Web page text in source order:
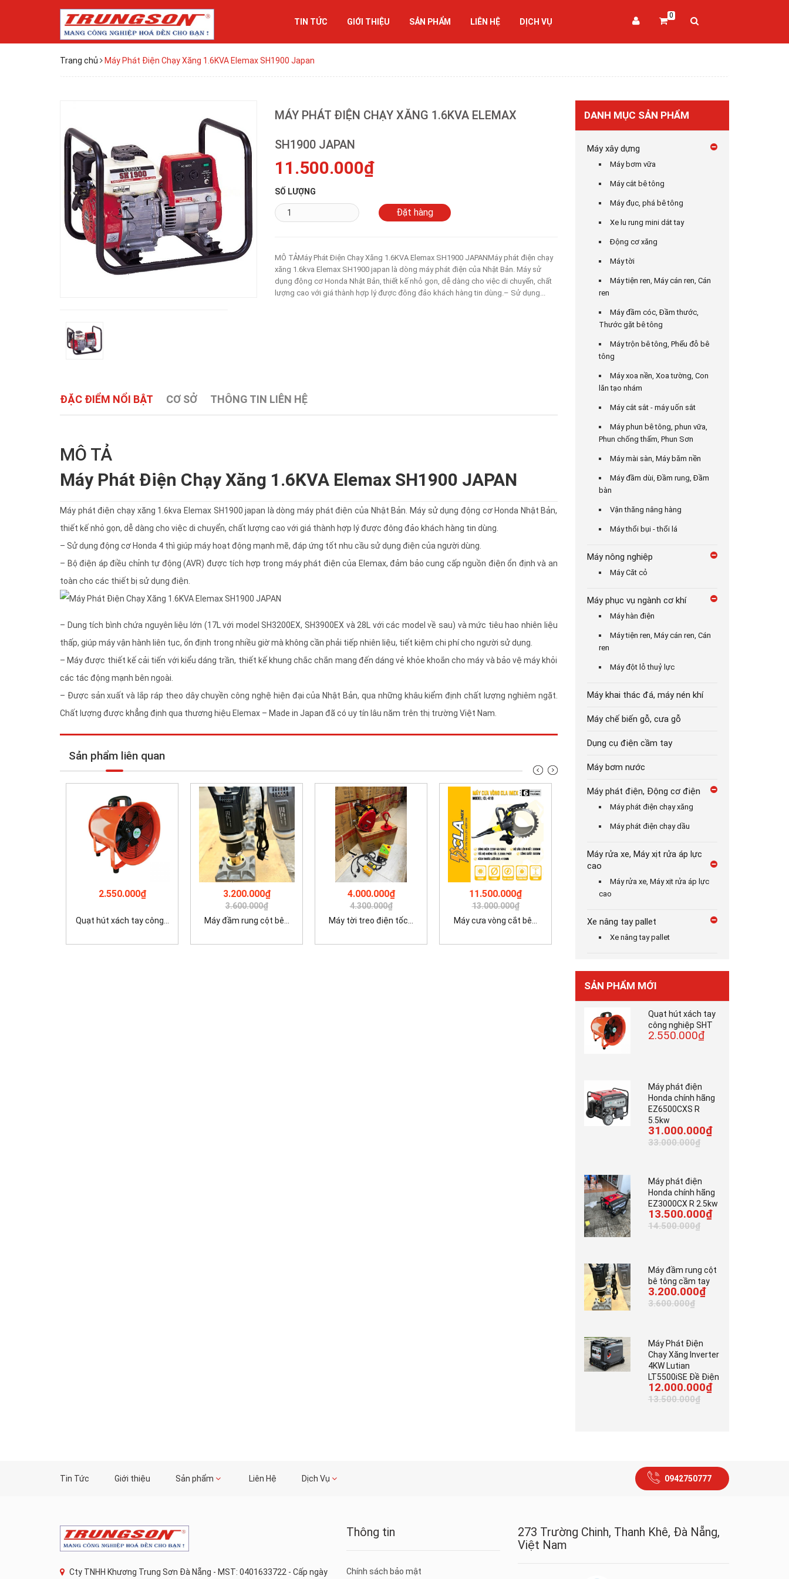
TIN TỨC GIỚI THIỆU SẢN PHẨM LIÊN HỆ DỊCH VỤ
0
Trang chủ Máy Phát Điện Chạy Xăng 1.6KVA Elemax SH1900 Japan
MÁY PHÁT ĐIỆN CHẠY XĂNG 1.6KVA ELEMAX
SH1900 JAPAN
11.500.000₫
SỐ LƯỢNG
MÔ TẢMáy Phát Điện Chạy Xăng 1.6KVA Elemax SH1900 JAPANMáy phát điện chạy
xăng 1.6kva Elemax SH1900 japan là dòng máy phát điện của Nhật Bản. Máy sử
dụng động cơ Honda Nhật Bản, thiết kế nhỏ gọn, dễ dàng cho việc di chuyển, chất
lượng cao với giá thành hợp lý được đông đảo khách hàng tin dùng.– Sử dụng...
ĐẶC ĐIỂM NỔI BẬT CƠ SỞ THÔNG TIN LIÊN HỆ
MÔ TẢ
Máy Phát Điện Chạy Xăng 1.6KVA Elemax SH1900 JAPAN
Máy phát điện chạy xăng 1.6kva Elemax SH1900 japan là dòng máy phát điện của Nhật Bản. Máy sử dụng động cơ Honda Nhật Bản,
thiết kế nhỏ gọn, dễ dàng cho việc di chuyển, chất lượng cao với giá thành hợp lý được đông đảo khách hàng tin dùng.
– Sử dụng động cơ Honda 4 thì giúp máy hoạt động mạnh mẽ, đáp ứng tốt nhu cầu sử dụng điện của người dùng.
– Bộ điện áp điều chỉnh tự động (AVR) được tích hợp trong máy phát điện của Elemax, đảm bảo cung cấp nguồn điện ổn định và an
toàn cho các thiết bị sử dụng điện.
– Dung tích bình chứa nguyên liệu lớn (17L với model SH3200EX, SH3900EX và 28L với các model về sau) và mức tiêu hao nhiên liệu
thấp, giúp máy vận hành liên tục, ổn định trong nhiều giờ mà không cần phải tiếp nhiên liệu, tiết kiệm chi phí cho người sử dụng.
– Máy được thiết kế cải tiến với kiểu dáng trần, thiết kế khung chắc chắn mang đến dáng vẻ khỏe khoắn cho máy và bảo vệ máy khỏi
các tác động mạnh bên ngoài.
– Được sản xuất và lắp ráp theo dây chuyền công nghệ hiện đại của Nhật Bản, qua những khâu kiểm định chất lượng nghiêm ngặt.
Chất lượng được khẳng định qua thương hiệu Elemax – Made in Japan đã có uy tín lâu năm trên thị trường Việt Nam.
Sản phẩm liên quan
2.550.000₫
Quạt hút xách tay công...
3.200.000₫
3.600.000₫
Máy đầm rung cột bê...
4.000.000₫
4.300.000₫
Máy tời treo điện tốc...
11.500.000₫
13.000.000₫
Máy cưa vòng cắt bê...
7.000.000₫
Máy tời kéo gỗ động...
Máy cắt bê tông cầm...
DANH MỤC SẢN PHẨM
Máy xây dựng
Máy bơm vữa
Máy cắt bê tông
Máy đục, phá bê tông
Xe lu rung mini dắt tay
Động cơ xăng
Máy tời
Máy tiện ren, Máy cán ren, Cán
ren
Máy đầm cóc, Đầm thước,
Thước gặt bê tông
Máy trộn bê tông, Phểu đỗ bê
tông
Máy xoa nền, Xoa tường, Con
lăn tạo nhám
Máy cắt sắt - máy uốn sắt
Máy phun bê tông, phun vữa,
Phun chống thấm, Phun Sơn
Máy mài sàn, Máy băm nền
Máy đầm dùi, Đầm rung, Đầm
bàn
Vận thăng nâng hàng
Máy thổi bụi - thổi lá
Máy nông nghiệp
Máy Căt cỏ
Máy phục vụ ngành cơ khí
Máy hàn điện
Máy tiện ren, Máy cán ren, Cán
ren
Máy đột lỗ thuỷ lực
Máy khai thác đá, máy nén khí
Máy chế biến gỗ, cưa gỗ
Dụng cụ điện cầm tay
Máy bơm nước
Máy phát điện, Động cơ điện
Máy phát điện chạy xăng
Máy phát điện chạy dầu
Máy rửa xe, Máy xịt rửa áp lực
cao
Máy rửa xe, Máy xịt rửa áp lực
cao
Xe nâng tay pallet
Xe nâng tay pallet
SẢN PHẨM MỚI
Quạt hút xách tay
công nghiệp SHT
2.550.000₫
Máy phát điện
Honda chính hãng
EZ6500CXS R
5.5kw
31.000.000₫
33.000.000₫
Máy phát điện
Honda chính hãng
EZ3000CX R 2.5kw
13.500.000₫
14.500.000₫
Máy đầm rung cột
bê tông cầm tay
3.200.000₫
3.600.000₫
Máy Phát Điện
Chạy Xăng Inverter
4KW Lutian
LT5500iSE Đề Điện
12.000.000₫
13.500.000₫
Tin Tức Giới thiệu Sản phẩm Liên Hệ Dịch Vụ 0942750777
Cty TNHH Khương Trung Sơn Đà Nẵng - MST: 0401633722 - Cấp ngày
Thông tin
Chính sách bảo mật
273 Trường Chinh, Thanh Khê, Đà Nẵng,
Việt Nam